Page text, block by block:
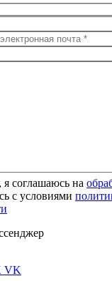
соглашаюсь на
с условиями
VK